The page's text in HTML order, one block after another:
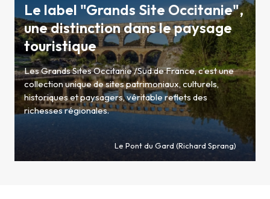
Le label "Grands Site Occitanie",
une distinction dans le paysage
touristique
Les Grands Sites Occitanie /Sud de France, c’est une
collection unique de sites patrimoniaux, culturels,
historiques et paysagers, véritable reflets des
richesses régionales.
Le Pont du Gard (Richard Sprang)